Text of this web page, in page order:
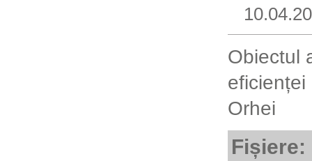
Obiectul
eficienței
Orhei
Fișiere: